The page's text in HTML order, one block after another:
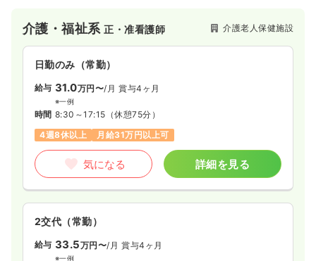
介護・福祉系正・准看護師 介護老人保健施設
日勤のみ（常勤）
給与 31.0万円〜/月 賞与4ヶ月
※一例
時間 8:30～17:15 （休憩75分）
4週8休以上
月給31万円以上可
気になる 詳細を見る
2交代（常勤）
給与 33.5万円〜/月 賞与4ヶ月
※一例